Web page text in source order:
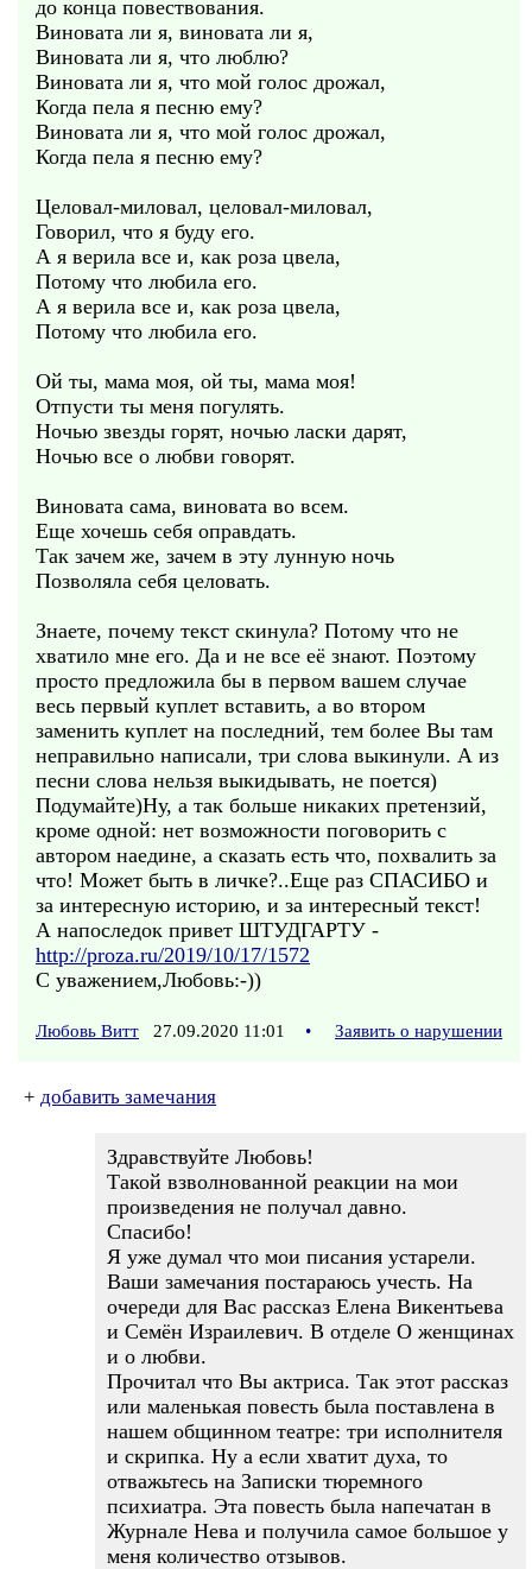
до конца повествования.
Виновата ли я, виновата ли я,
Виновата ли я, что люблю?
Виновата ли я, что мой голос дрожал,
Когда пела я песню ему?
Виновата ли я, что мой голос дрожал,
Когда пела я песню ему?
Целовал-миловал, целовал-миловал,
Говорил, что я буду его.
А я верила все и, как роза цвела,
Потому что любила его.
А я верила все и, как роза цвела,
Потому что любила его.
Ой ты, мама моя, ой ты, мама моя!
Отпусти ты меня погулять.
Ночью звезды горят, ночью ласки дарят,
Ночью все о любви говорят.
Виновата сама, виновата во всем.
Еще хочешь себя оправдать.
Так зачем же, зачем в эту лунную ночь
Позволяла себя целовать.
Знаете, почему текст скинула? Потому что не
хватило мне его. Да и не все её знают. Поэтому
просто предложила бы в первом вашем случае
весь первый куплет вставить, а во втором
заменить куплет на последний, тем более Вы там
неправильно написали, три слова выкинули. А из
песни слова нельзя выкидывать, не поется)
Подумайте)Ну, а так больше никаких претензий,
кроме одной: нет возможности поговорить с
автором наедине, а сказать есть что, похвалить за
что! Может быть в личке?..Еще раз СПАСИБО и
за интересную историю, и за интересный текст!
А напоследок привет ШТУДГАРТУ -
http://proza.ru/2019/10/17/1572
С уважением,Любовь:-))
Любовь Витт 27.09.2020 11:01 • Заявить о нарушении
+ добавить замечания
Здравствуйте Любовь!
Такой взволнованной реакции на мои
произведения не получал давно.
Спасибо!
Я уже думал что мои писания устарели.
Ваши замечания постараюсь учесть. На
очереди для Вас рассказ Елена Викентьева
и Семён Израилевич. В отделе О женщинах
и о любви.
Прочитал что Вы актриса. Так этот рассказ
или маленькая повесть была поставлена в
нашем общинном театре: три исполнителя
и скрипка. Ну а если хватит духа, то
отважьтесь на Записки тюремного
психиатра. Эта повесть была напечатан в
Журнале Нева и получила самое большое у
меня количество отзывов.